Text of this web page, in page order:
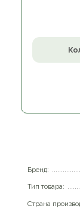
Бренд:
Тип товара:
Страна